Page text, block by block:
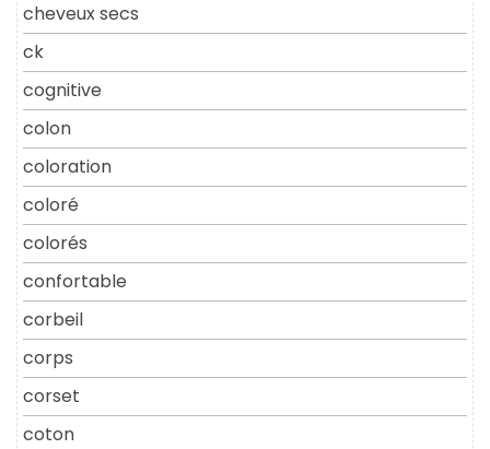
cheveux secs
ck
cognitive
colon
coloration
coloré
colorés
confortable
corbeil
corps
corset
coton